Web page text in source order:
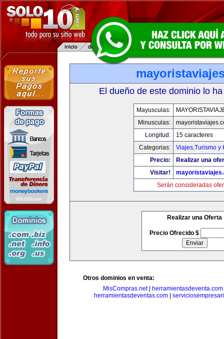
El dueño de este dominio lo
Mayusculas:
Minusculas:
Longitud:
15 caracteres
Categorias:
Viajes,Turismo y
Precio:
Realizar una
Visitar!
Serán consideradas
Realizar una Oferta
Precio Ofrecido $
Otros dominios en venta:
MisCompras.net| herramientasdeventa.com
herramientasdeventas.com